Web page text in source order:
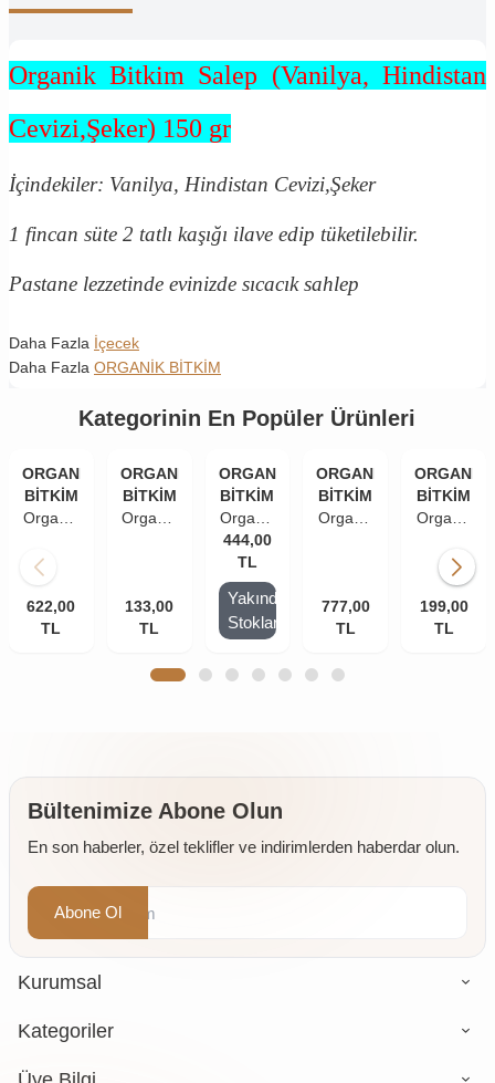
Organik Bitkim Salep (Vanilya, Hindistan
Cevizi,Şeker) 150 gr
İçindekiler: Vanilya, Hindistan Cevizi,Şeker
1 fincan süte 2 tatlı kaşığı ilave edip tüketilebilir.
Pastane lezzetinde evinizde sıcacık sahlep
Daha Fazla İçecek
Daha Fazla ORGANİK BİTKİM
Kategorinin En Popüler Ürünleri
ORGANİK
BİTKİM
Organik
Yeşil
kg
622,00
TL
ORGANİK
BİTKİM
Organik
150 gr
133,00
TL
ORGANİK
BİTKİM
Organik
Bitkim
Ihlamur
Çiçek -
Yeni
Mahsul,
Taze
444,00
TL
Yakında
Stoklarda
ORGANİK
BİTKİM
Organik
Çekirdek
Çiğ
1000 gr
777,00
TL
ORGANİK
BİTKİM
Organik
Yeşil
Çay
250 gr
199,00
TL
Bültenimize Abone Olun
En son haberler, özel teklifler ve indirimlerden haberdar olun.
Abone Ol
Kurumsal
Kategoriler